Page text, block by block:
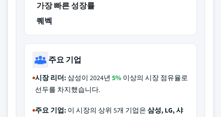
가장 빠른 성장률
퀘벡
주요 기업
시장 리더:삼성이 2024년 5% 이상의 시장 점유율로
선두를 차지했습니다.
주요 기업: 이 시장의 상위 5개 기업은 삼성, LG, 샤